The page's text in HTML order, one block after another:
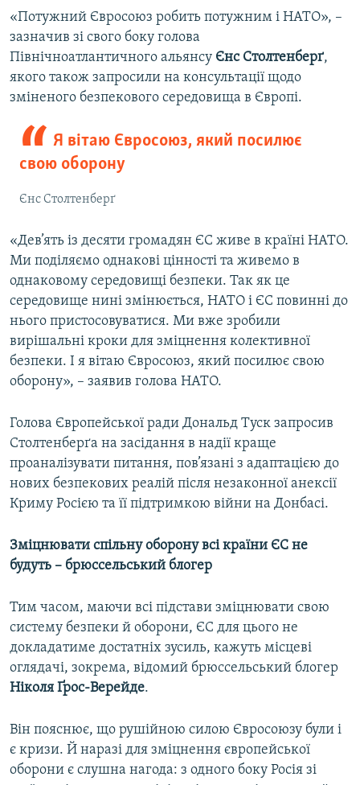
«Потужний Євросоюз робить потужним і НАТО», –
зазначив зі свого боку голова
Північноатлантичного альянсу Єнс Столтенберґ,
якого також запросили на консультації щодо
зміненого безпекового середовища в Європі.
Я вітаю Євросоюз, який посилює
свою оборону
Єнс Столтенберґ
«Дев’ять із десяти громадян ЄС живе в країні НАТО.
Ми поділяємо однакові цінності та живемо в
однаковому середовищі безпеки. Так як це
середовище нині змінюється, НАТО і ЄС повинні до
нього пристосовуватися. Ми вже зробили
вирішальні кроки для зміцнення колективної
безпеки. І я вітаю Євросоюз, який посилює свою
оборону», – заявив голова НАТО.
Голова Європейської ради Дональд Туск запросив
Столтенберґа на засідання в надії краще
проаналізувати питання, пов’язані з адаптацією до
нових безпекових реалій після незаконної анексії
Криму Росією та її підтримкою війни на Донбасі.
Зміцнювати спільну оборону всі країни ЄС не
будуть – брюссельський блогер
Тим часом, маючи всі підстави зміцнювати свою
систему безпеки й оборони, ЄС для цього не
докладатиме достатніх зусиль, кажуть місцеві
оглядачі, зокрема, відомий брюссельський блогер
Ніколя Ґрос-Верейде.
Він пояснює, що рушійною силою Євросоюзу були і
є кризи. Й наразі для зміцнення європейської
оборони є слушна нагода: з одного боку Росія зі